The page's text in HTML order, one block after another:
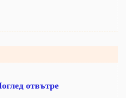
отвътре